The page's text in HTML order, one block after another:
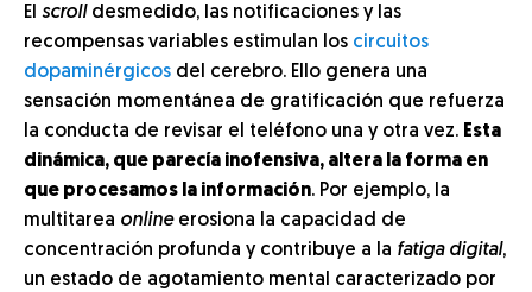
El scrolldesmedido, las notificaciones y las
recompensas variables estimulan los circuitos
dopaminérgicos del cerebro. Ello genera una
sensación momentánea de gratificación que refuerza
la conducta de revisar el teléfono una y otra vez. Esta
dinámica, que parecía inofensiva, altera la forma en
que procesamos la información. Por ejemplo, la
multitarea online erosiona la capacidad de
concentración profunda y contribuye a la fatiga digital,
un estado de agotamiento mental caracterizado por